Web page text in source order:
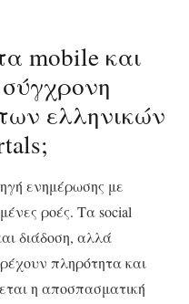
mobile και
ελληνικών
ενημέρωσης με
ροές. Τα social
διάδοση, αλλά
πληρότητα και
η αποσπασματική